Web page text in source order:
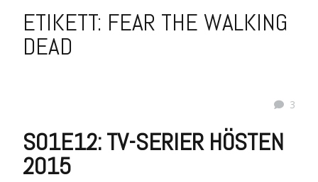
ETIKETT: FEAR THE WALKING
DEAD
3
S01E12: TV-SERIER HÖSTEN
2015